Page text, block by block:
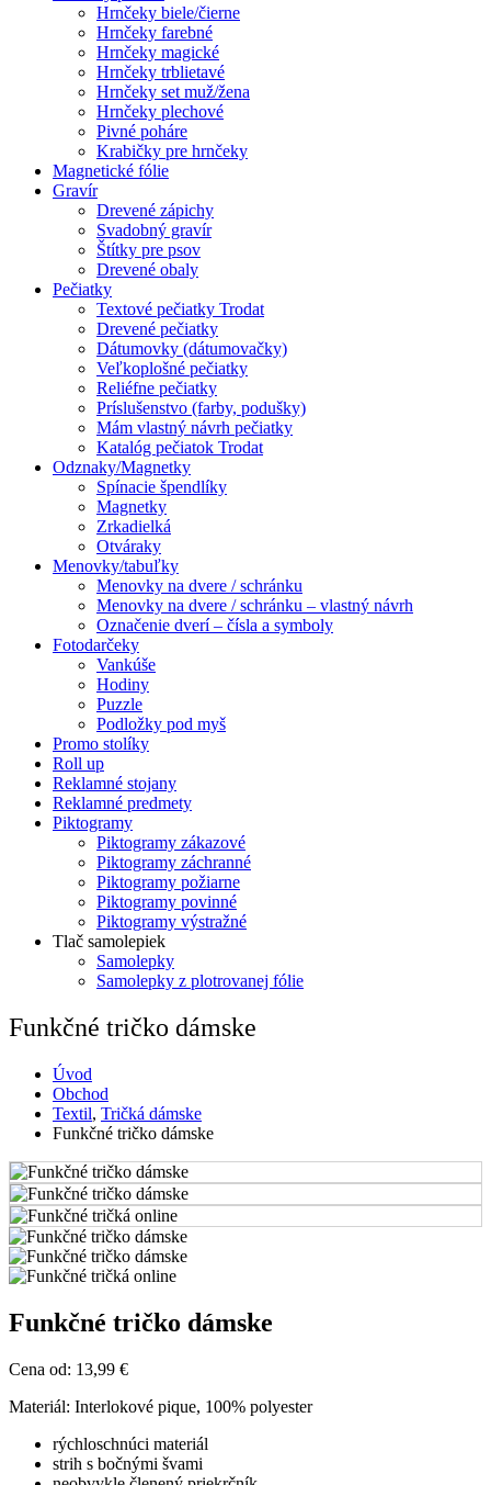
Hrnčeky biele/čierne
Hrnčeky farebné
Hrnčeky magické
Hrnčeky trblietavé
Hrnčeky set muž/žena
Hrnčeky plechové
Pivné poháre
Krabičky pre hrnčeky
Magnetické fólie
Gravír
Drevené zápichy
Svadobný gravír
Štítky pre psov
Drevené obaly
Pečiatky
Textové pečiatky Trodat
Drevené pečiatky
Dátumovky (dátumovačky)
Veľkoplošné pečiatky
Reliéfne pečiatky
Príslušenstvo (farby, podušky)
Mám vlastný návrh pečiatky
Katalóg pečiatok Trodat
Odznaky/Magnetky
Spínacie špendlíky
Magnetky
Zrkadielká
Otváraky
Menovky/tabuľky
Menovky na dvere / schránku
Menovky na dvere / schránku – vlastný návrh
Označenie dverí – čísla a symboly
Fotodarčeky
Vankúše
Hodiny
Puzzle
Podložky pod myš
Promo stolíky
Roll up
Reklamné stojany
Reklamné predmety
Piktogramy
Piktogramy zákazové
Piktogramy záchranné
Piktogramy požiarne
Piktogramy povinné
Piktogramy výstražné
Tlač samolepiek
Samolepky
Samolepky z plotrovanej fólie
Funkčné tričko dámske
Úvod
Obchod
Textil, Tričká dámske
Funkčné tričko dámske
Funkčné tričko dámske
Cena od: 13,99 €
Materiál: Interlokové pique, 100% polyester
rýchloschnúci materiál
strih s bočnými švami